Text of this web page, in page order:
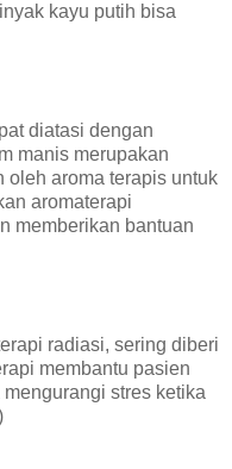
kayu putih bisa
diatasi dengan
manis merupakan
oleh aroma terapis untuk
aromaterapi
memberikan bantuan
radiasi, sering diberi
membantu pasien
stres ketika